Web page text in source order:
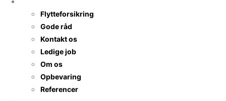
Flytteforsikring
Gode råd
Kontakt os
Ledige job
Om os
Opbevaring
Referencer